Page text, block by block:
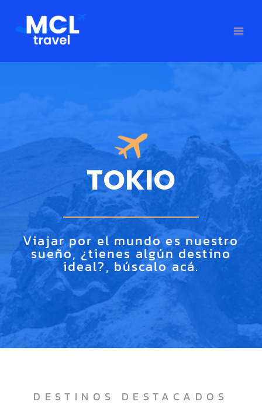
contenido
TOKIO
Viajar por el mundo es nuestro
sueño, ¿tienes algún destino
ideal?, búscalo acá.
DESTINOS DESTACADOS